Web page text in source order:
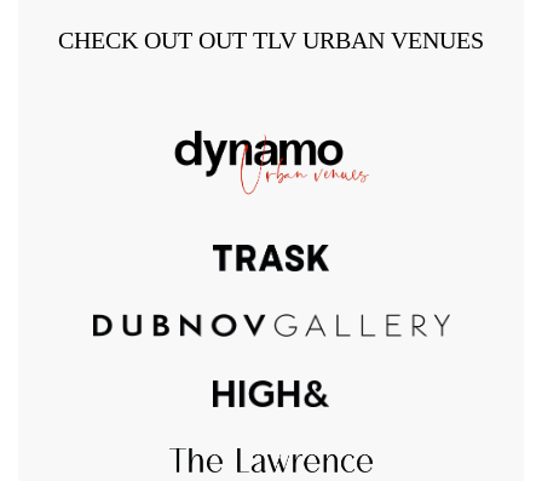
CHECK OUT OUT TLV URBAN VENUES